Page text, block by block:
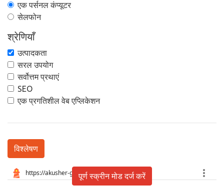
एक पर्सनल कंप्यूटर
सेलफोन
श्रेणियाँ
उत्पादकता
सरल उपयोग
सर्वोत्तम प्रथाएं
SEO
एक प्रगतिशील वेब एप्लिकेशन
विश्लेषण
पूर्ण स्क्रीन मोड दर्ज करें